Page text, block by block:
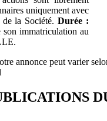
uniquement avec
de la Société.Durée :
son immatriculation au
annonce peut varier